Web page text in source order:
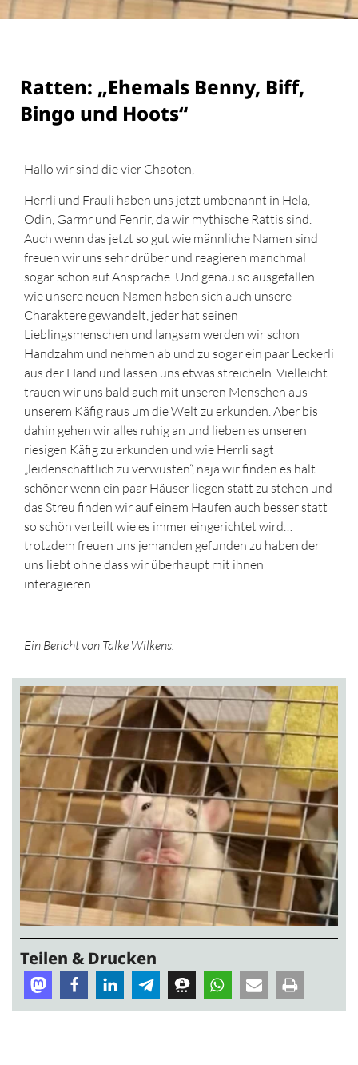
Ratten: „Ehemals Benny, Biff,
Bingo und Hoots“
Hallo wir sind die vier Chaoten,
Herrli und Frauli haben uns jetzt umbenannt in Hela,
Odin, Garmr und Fenrir, da wir mythische Rattis sind.
Auch wenn das jetzt so gut wie männliche Namen sind
freuen wir uns sehr drüber und reagieren manchmal
sogar schon auf Ansprache. Und genau so ausgefallen
wie unsere neuen Namen haben sich auch unsere
Charaktere gewandelt, jeder hat seinen
Lieblingsmenschen und langsam werden wir schon
Handzahm und nehmen ab und zu sogar ein paar Leckerli
aus der Hand und lassen uns etwas streicheln. Vielleicht
trauen wir uns bald auch mit unseren Menschen aus
unserem Käfig raus um die Welt zu erkunden. Aber bis
dahin gehen wir alles ruhig an und lieben es unseren
riesigen Käfig zu erkunden und wie Herrli sagt
„leidenschaftlich zu verwüsten“, naja wir finden es halt
schöner wenn ein paar Häuser liegen statt zu stehen und
das Streu finden wir auf einem Haufen auch besser statt
so schön verteilt wie es immer eingerichtet wird…
trotzdem freuen uns jemanden gefunden zu haben der
uns liebt ohne dass wir überhaupt mit ihnen
interagieren.
Ein Bericht von Talke Wilkens.
Teilen & Drucken